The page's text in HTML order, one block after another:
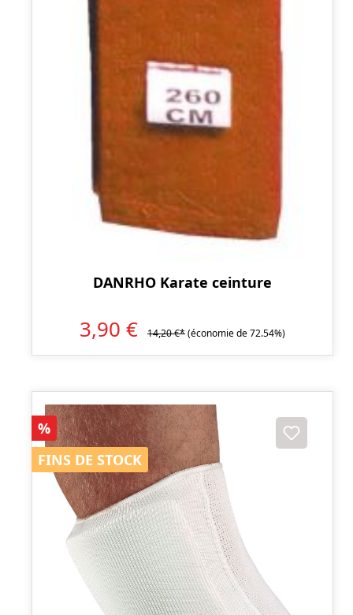
DANRHO Karate ceinture
3,90 € 14,20 €*(économie de 72.54%)
Réduction
%
FINS DE STOCK
FINS DE STOCK